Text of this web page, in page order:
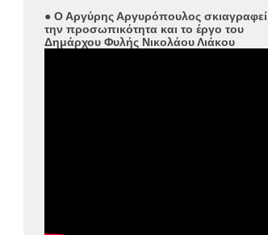
● Ο Αργύρης Αργυρόπουλος σκιαγραφεί
την προσωπικότητα και το έργο του
Δημάρχου Φυλής Νικολάου Λιάκου